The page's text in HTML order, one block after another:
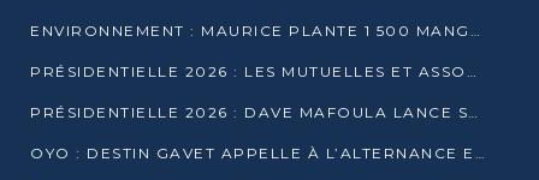
ENVIRONNEMENT : MAURICE PLANTE 1 500 MANGROVES POUR HONORER WANGARI MAATHAI
PRÉSIDENTIELLE 2026 : LES MUTUELLES ET ASSOCIATIONS S’IMPLIQUENT DANS LA CAMPAGNE ÉLECTORALE À TIÉ-TIÉ 2 (POINTE-NOIRE)
PRÉSIDENTIELLE 2026 : DAVE MAFOULA LANCE SA « VAGUE DU NOUVEAU DÉPART » À IMPFONDO
OYO : DESTIN GAVET APPELLE À L’ALTERNANCE ET À LA RESPONSABILITÉ DE LA JEUNESSE